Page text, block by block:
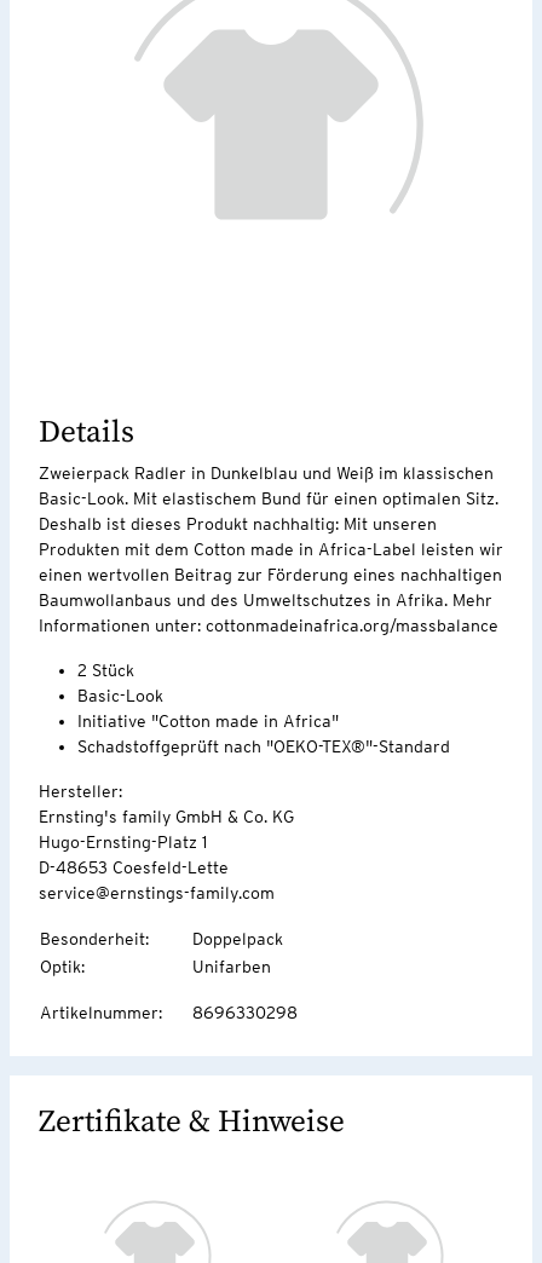
Details
Zweierpack Radler in Dunkelblau und Weiß im klassischen
Basic-Look. Mit elastischem Bund für einen optimalen Sitz.
Deshalb ist dieses Produkt nachhaltig: Mit unseren
Produkten mit dem Cotton made in Africa-Label leisten wir
einen wertvollen Beitrag zur Förderung eines nachhaltigen
Baumwollanbaus und des Umweltschutzes in Afrika. Mehr
Informationen unter: cottonmadeinafrica.org/massbalance
2 Stück
Basic-Look
Initiative "Cotton made in Africa"
Schadstoffgeprüft nach "OEKO-TEX®"-Standard
Hersteller:
Ernsting's family GmbH & Co. KG
Hugo-Ernsting-Platz 1
D-48653 Coesfeld-Lette
service@ernstings-family.com
Besonderheit:
Doppelpack
Optik: Unifarben
Artikelnummer: 8696330298
Zertifikate & Hinweise